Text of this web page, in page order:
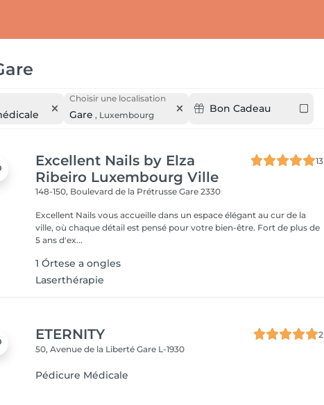
Choisir une localisation
Gare , Luxembourg
Bon Cadeau
Excellent Nails by Elza
Ribeiro Luxembourg Ville
13
148-150, Boulevard de la PrétrusseGare 2330
Excellent Nails vous accueille dans un espace élégant au cur de la
ville, où chaque détail est pensé pour votre bien-être. Fort de plus de
5 ans d'ex...
1 Órtese a ongles
Laserthérapie
ETERNITY
2
50, Avenue de la LibertéGare L-1930
Pédicure Médicale